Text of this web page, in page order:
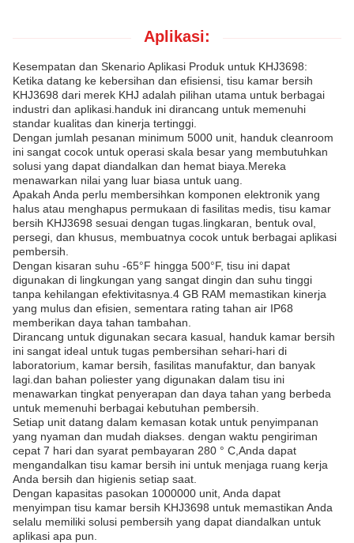
Aplikasi:
Kesempatan dan Skenario Aplikasi Produk untuk KHJ3698:
Ketika datang ke kebersihan dan efisiensi, tisu kamar bersih
KHJ3698 dari merek KHJ adalah pilihan utama untuk berbagai
industri dan aplikasi.handuk ini dirancang untuk memenuhi
standar kualitas dan kinerja tertinggi.
Dengan jumlah pesanan minimum 5000 unit, handuk cleanroom
ini sangat cocok untuk operasi skala besar yang membutuhkan
solusi yang dapat diandalkan dan hemat biaya.Mereka
menawarkan nilai yang luar biasa untuk uang.
Apakah Anda perlu membersihkan komponen elektronik yang
halus atau menghapus permukaan di fasilitas medis, tisu kamar
bersih KHJ3698 sesuai dengan tugas.lingkaran, bentuk oval,
persegi, dan khusus, membuatnya cocok untuk berbagai aplikasi
pembersih.
Dengan kisaran suhu -65°F hingga 500°F, tisu ini dapat
digunakan di lingkungan yang sangat dingin dan suhu tinggi
tanpa kehilangan efektivitasnya.4 GB RAM memastikan kinerja
yang mulus dan efisien, sementara rating tahan air IP68
memberikan daya tahan tambahan.
Dirancang untuk digunakan secara kasual, handuk kamar bersih
ini sangat ideal untuk tugas pembersihan sehari-hari di
laboratorium, kamar bersih, fasilitas manufaktur, dan banyak
lagi.dan bahan poliester yang digunakan dalam tisu ini
menawarkan tingkat penyerapan dan daya tahan yang berbeda
untuk memenuhi berbagai kebutuhan pembersih.
Setiap unit datang dalam kemasan kotak untuk penyimpanan
yang nyaman dan mudah diakses. dengan waktu pengiriman
cepat 7 hari dan syarat pembayaran 280 ° C,Anda dapat
mengandalkan tisu kamar bersih ini untuk menjaga ruang kerja
Anda bersih dan higienis setiap saat.
Dengan kapasitas pasokan 1000000 unit, Anda dapat
menyimpan tisu kamar bersih KHJ3698 untuk memastikan Anda
selalu memiliki solusi pembersih yang dapat diandalkan untuk
aplikasi apa pun.